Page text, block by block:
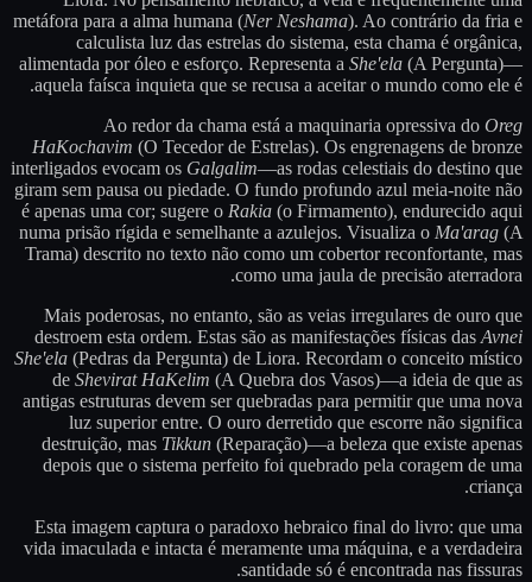
metáfora para a alma humana (Ner Neshama). Ao contrário da fria e
calculista luz das estrelas do sistema, esta chama é orgânica,
alimentada por óleo e esforço. Representa a She'ela (A Pergunta)—
aquela faísca inquieta que se recusa a aceitar o mundo como ele é.
Ao redor da chama está a maquinaria opressiva do Oreg
HaKochavim (O Tecedor de Estrelas). Os engrenagens de bronze
interligados evocam os Galgalim—as rodas celestiais do destino que
giram sem pausa ou piedade. O fundo profundo azul meia-noite não
é apenas uma cor; sugere o Rakia (o Firmamento), endurecido aqui
numa prisão rígida e semelhante a azulejos. Visualiza o Ma'arag (A
Trama) descrito no texto não como um cobertor reconfortante, mas
como uma jaula de precisão aterradora.
Mais poderosas, no entanto, são as veias irregulares de ouro que
destroem esta ordem. Estas são as manifestações físicas dasAvnei
She'ela (Pedras da Pergunta) de Liora. Recordam o conceito místico
de Shevirat HaKelim (A Quebra dos Vasos)—a ideia de que as
antigas estruturas devem ser quebradas para permitir que uma nova
luz superior entre. O ouro derretido que escorre não significa
destruição, mas Tikkun (Reparação)—a beleza que existe apenas
depois que o sistema perfeito foi quebrado pela coragem de uma
criança.
Esta imagem captura o paradoxo hebraico final do livro: que uma
vida imaculada e intacta é meramente uma máquina, e a verdadeira
santidade só é encontrada nas fissuras.